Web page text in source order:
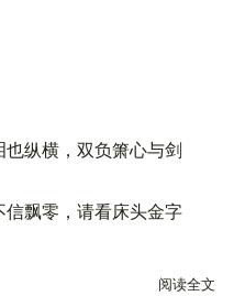
纵横，双负箫心与剑
飘零，请看床头金字
阅读全文